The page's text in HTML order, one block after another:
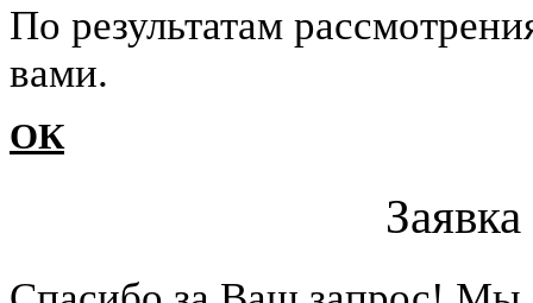
По результатам
вами.
ОК